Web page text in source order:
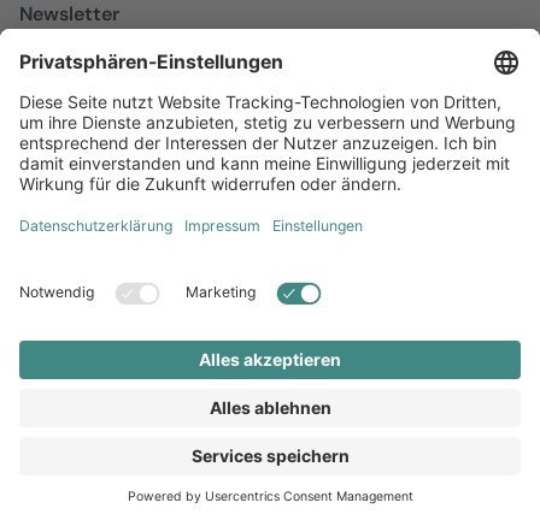
Newsletter
Melden Sie sich zu unserem kostenfreien Newsletter an, der Sie
Laufenden hält.
AGB Impressum